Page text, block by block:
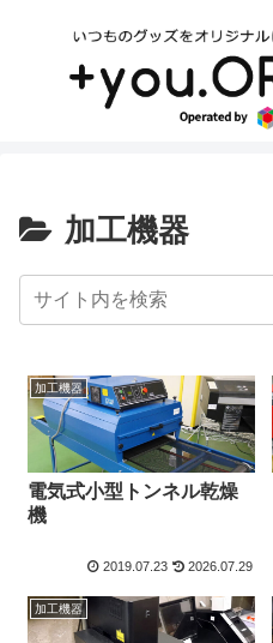
加工機器
加工機器
電気式小型トンネル乾燥
機
2019.07.23 2026.07.29
加工機器